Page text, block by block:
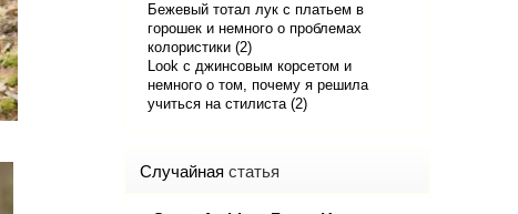
Бежевый тотал лук с платьем в
горошек и немного о проблемах
колористики (2)
Look с джинсовым корсетом и
немного о том, почему я решила
учиться на стилиста (2)
Случайная статья